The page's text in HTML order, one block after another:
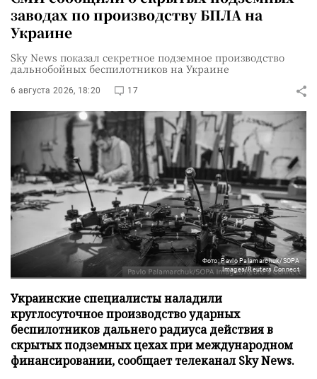
заводах по производству БПЛА на
Украине
Sky News показал секретное подземное производство
дальнобойных беспилотников на Украине
6 августа 2026, 18:20 17
Фото: Pavlo Palamarchuk/SOPA
Images/Reuters Connect
Украинские специалисты наладили
круглосуточное производство ударных
беспилотников дальнего радиуса действия в
скрытых подземных цехах при международном
финансировании, сообщает телеканал Sky News.